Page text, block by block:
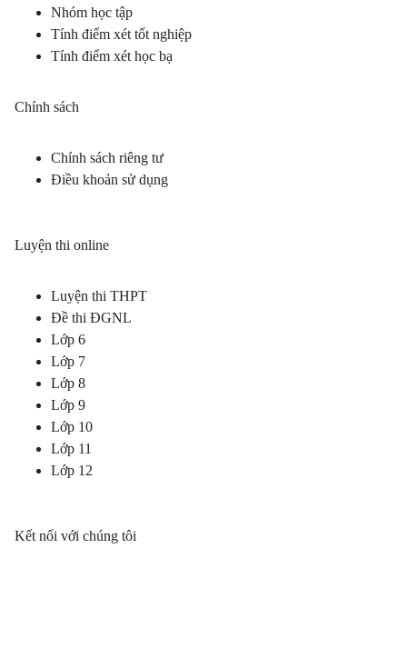
Nhóm học tập
Tính điểm xét tốt nghiệp
Tính điểm xét học bạ
Chính sách
Chính sách riêng tư
Điều khoản sử dụng
Luyện thi online
Luyện thi THPT
Đề thi ĐGNL
Lớp 6
Lớp 7
Lớp 8
Lớp 9
Lớp 10
Lớp 11
Lớp 12
Kết nối với chúng tôi